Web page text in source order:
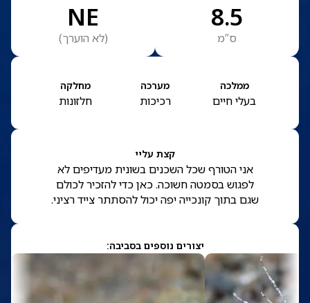
8.5
ס”מ
NE
(לא הוערך)
ממלכה
בעלי חיים
מערכה
רכיכות
מחלקה
חלזונות
קצת עליי
אני הטורף שכל השכנים בשונית מעדיפים לא
לפגוש בסמטה חשוכה. כאן כדי להזכיר לכולם
שגם בתוך קונכייה יפה יכול להסתתר צייד רציני.
יצורים נוספים בסביבה: